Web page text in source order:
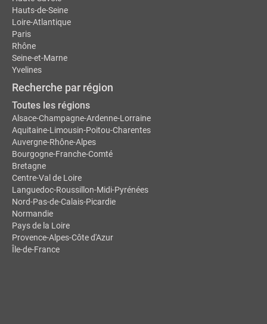
Hauts-de-Seine
Loire-Atlantique
Paris
Rhône
Seine-et-Marne
Yvelines
Recherche par région
Toutes les régions
Alsace-Champagne-Ardenne-Lorraine
Aquitaine-Limousin-Poitou-Charentes
Auvergne-Rhône-Alpes
Bourgogne-Franche-Comté
Bretagne
Centre-Val de Loire
Languedoc-Roussillon-Midi-Pyrénées
Nord-Pas-de-Calais-Picardie
Normandie
Pays de la Loire
Provence-Alpes-Côte d'Azur
Île-de-France